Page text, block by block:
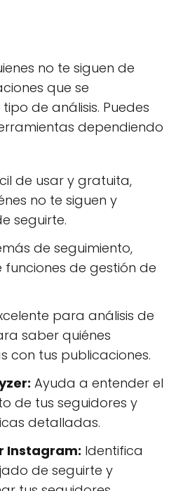
no te siguen de
que se
de análisis. Puedes
dependiendo
de usar y gratuita,
no te siguen y
seguirte.
de seguimiento,
funciones de gestión de
para análisis de
saber quiénes
con tus publicaciones.
Ayuda a entender el
de tus seguidores y
detalladas.
Instagram: Identifica
de seguirte y